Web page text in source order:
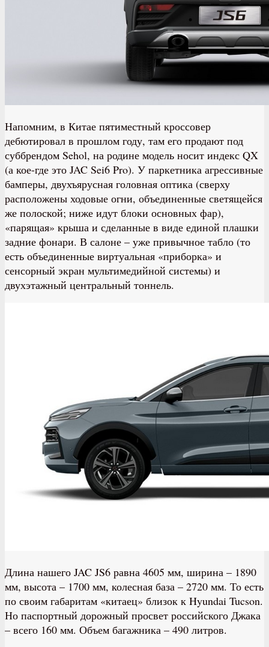
Напомним, в Китае пятиместный кроссовер
дебютировал в прошлом году, там его продают под
суббрендом Sehol, на родине модель носит индекс QX
(а кое-где это JAC Sei6 Pro). У паркетника агрессивные
бамперы, двухъярусная головная оптика (сверху
расположены ходовые огни, объединенные светящейся
же полоской; ниже идут блоки основных фар),
«парящая» крыша и сделанные в виде единой плашки
задние фонари. В салоне – уже привычное табло (то
есть объединенные виртуальная «приборка» и
сенсорный экран мультимедийной системы) и
двухэтажный центральный тоннель.
Длина нашего JAC JS6 равна 4605 мм, ширина – 1890
мм, высота – 1700 мм, колесная база – 2720 мм. То есть
по своим габаритам «китаец» близок к Hyundai Tucson.
Но паспортный дорожный просвет российского Джака
– всего 160 мм. Объем багажника – 490 литров.